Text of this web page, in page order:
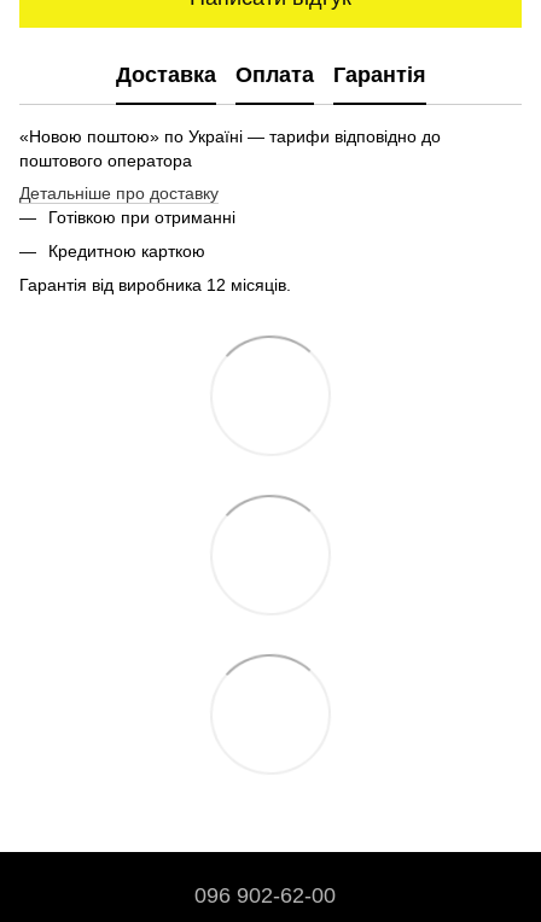
Доставка Оплата Гарантія
«Новою поштою» по Україні — тарифи відповідно до
поштового оператора
Детальніше про доставку
Готівкою при отриманні
Кредитною карткою
Гарантія від виробника 12 місяців.
096 902-62-00